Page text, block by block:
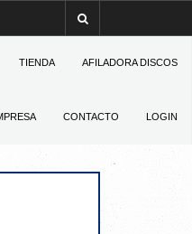
TIENDA AFILADORA DISCOS
CONTACTO LOGIN